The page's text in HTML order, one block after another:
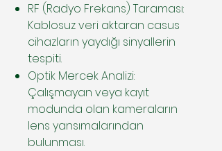
RF (Radyo Frekans) Taraması:
Kablosuz veri aktaran casus
cihazların yaydığı sinyallerin
tespiti.
Optik Mercek Analizi:
Çalışmayan veya kayıt
modunda olan kameraların
lens yansımalarından
bulunması.